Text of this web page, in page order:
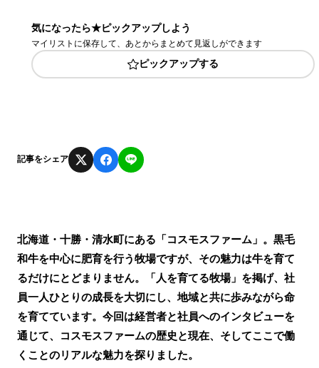
気になったら★ピックアップしよう
マイリストに保存して、あとからまとめて見返しができます
ピックアップする
記事をシェア
北海道・十勝・清水町にある「コスモスファーム」。黒毛
和牛を中心に肥育を行う牧場ですが、その魅力は牛を育て
るだけにとどまりません。「人を育てる牧場」を掲げ、社
員一人ひとりの成長を大切にし、地域と共に歩みながら命
を育てています。今回は経営者と社員へのインタビューを
通じて、コスモスファームの歴史と現在、そしてここで働
くことのリアルな魅力を探りました。